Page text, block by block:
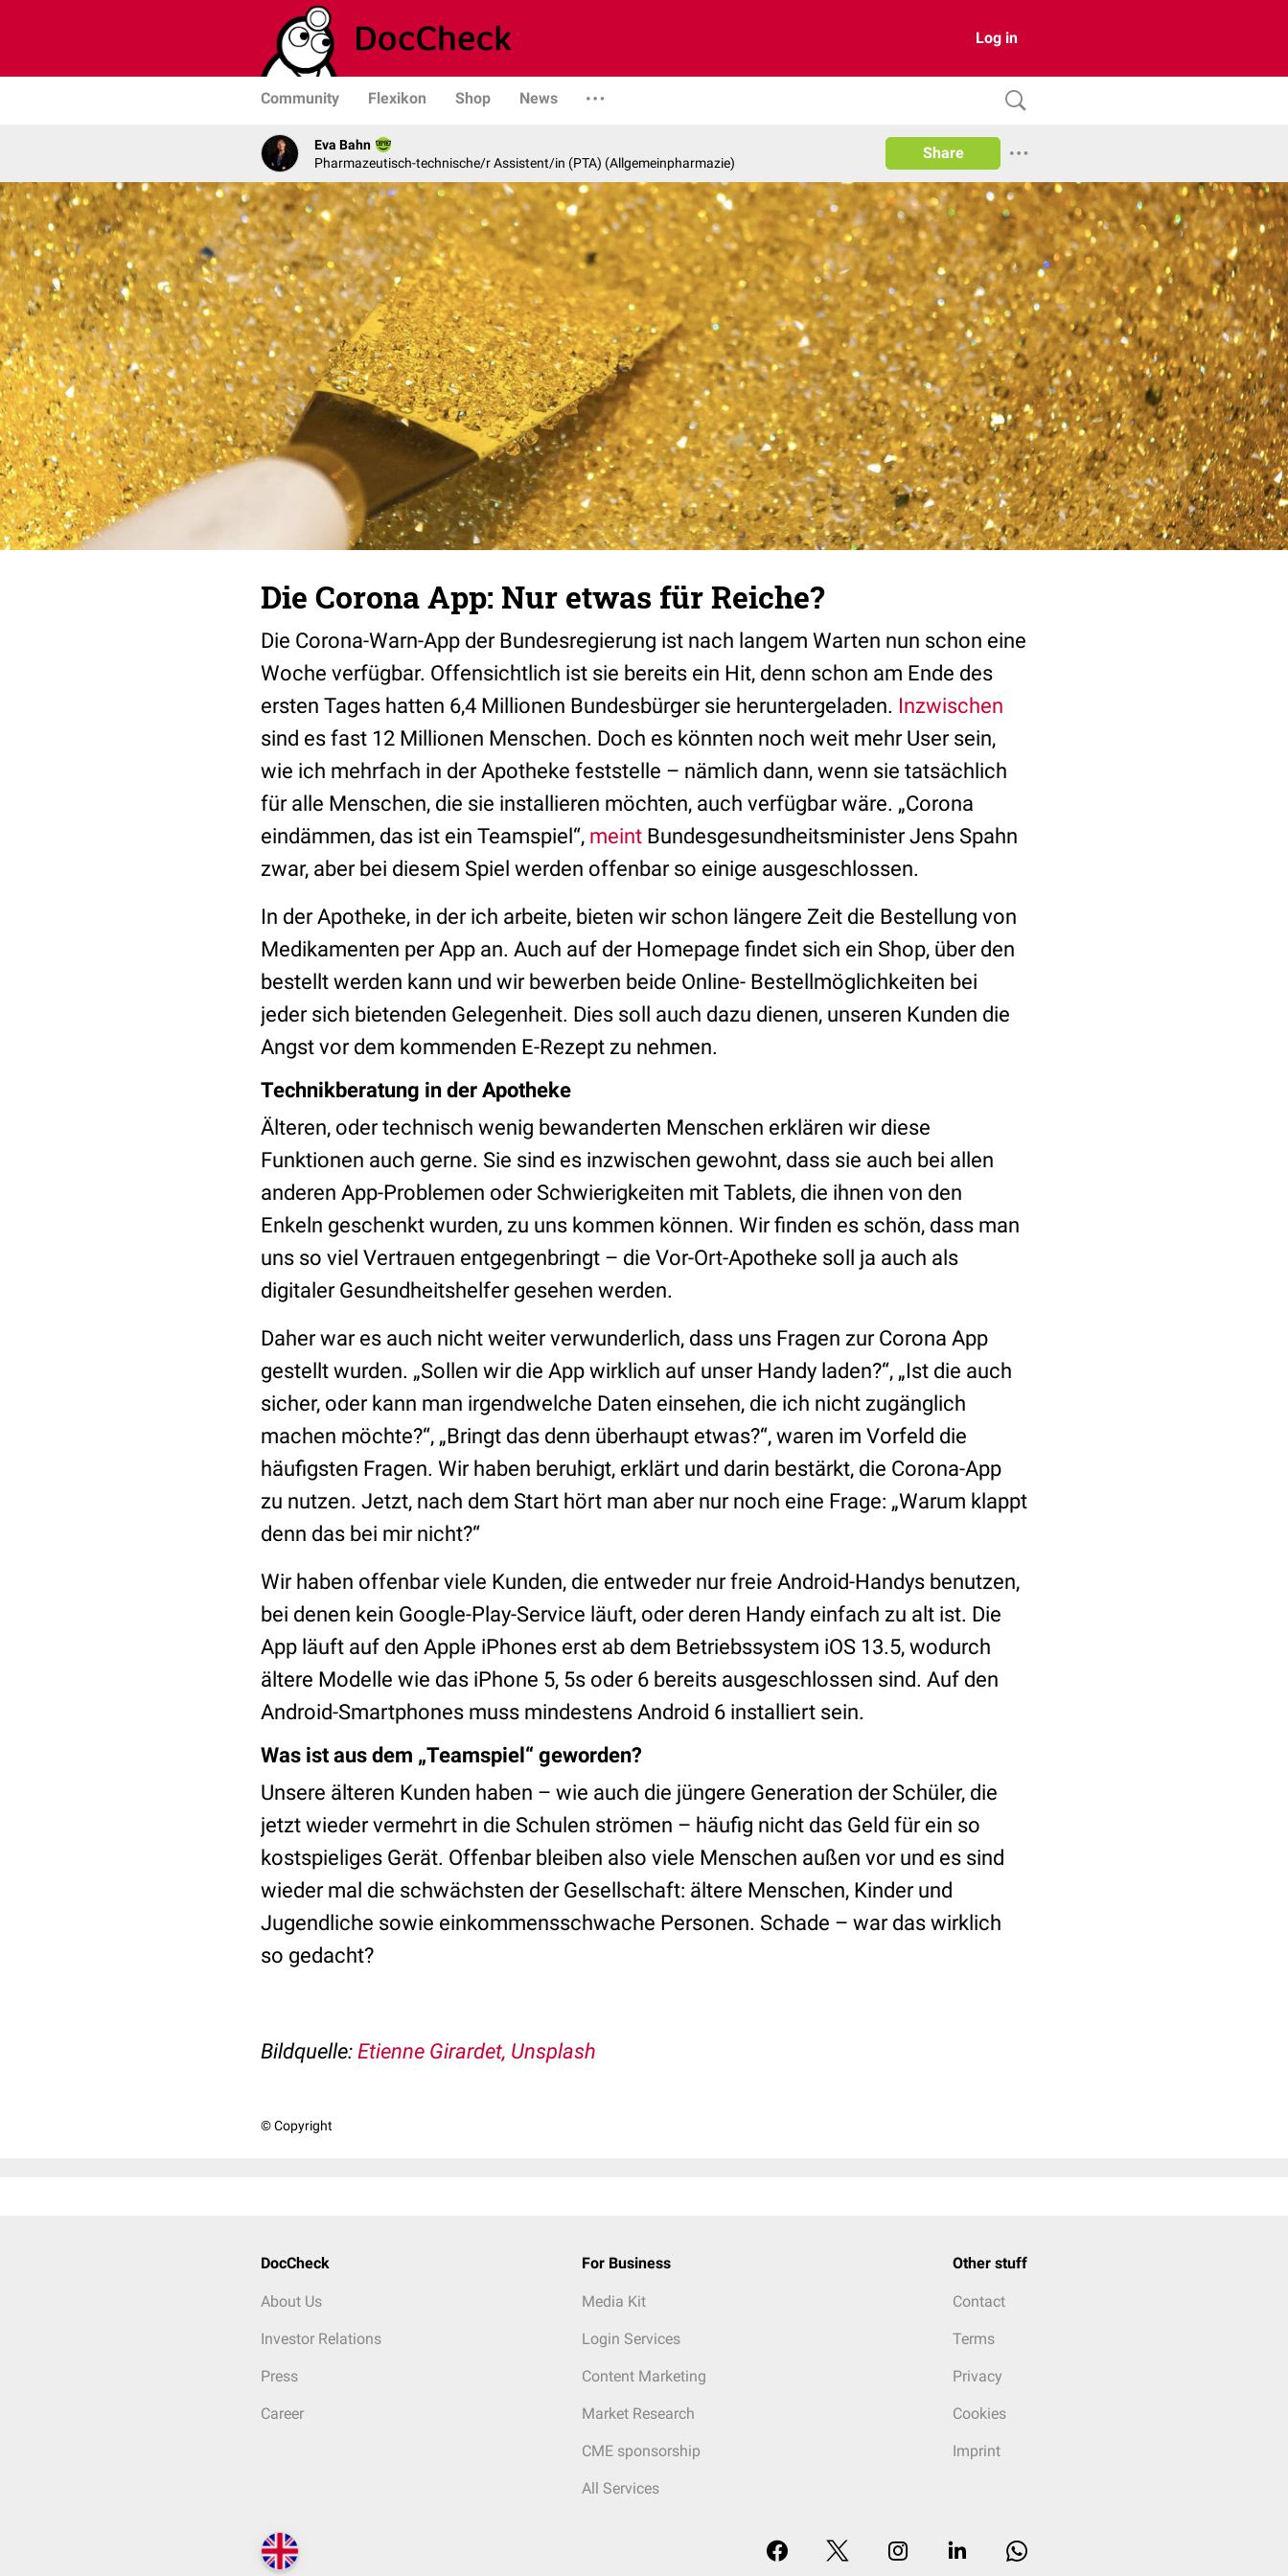
Log in
Community Flexikon Shop News
Eva Bahn
Pharmazeutisch-technische/r Assistent/in (PTA) (Allgemeinpharmazie)
Share
Die Corona App: Nur etwas für Reiche?
Die Corona-Warn-App der Bundesregierung ist nach langem Warten nun schon eine
Woche verfügbar. Offensichtlich ist sie bereits ein Hit, denn schon am Ende des
ersten Tages hatten 6,4 Millionen Bundesbürger sie heruntergeladen. Inzwischen
sind es fast 12 Millionen Menschen. Doch es könnten noch weit mehr User sein,
wie ich mehrfach in der Apotheke feststelle – nämlich dann, wenn sie tatsächlich
für alle Menschen, die sie installieren möchten, auch verfügbar wäre. „Corona
eindämmen, das ist ein Teamspiel“, meint Bundesgesundheitsminister Jens Spahn
zwar, aber bei diesem Spiel werden offenbar so einige ausgeschlossen.
In der Apotheke, in der ich arbeite, bieten wir schon längere Zeit die Bestellung von
Medikamenten per App an. Auch auf der Homepage findet sich ein Shop, über den
bestellt werden kann und wir bewerben beide Online- Bestellmöglichkeiten bei
jeder sich bietenden Gelegenheit. Dies soll auch dazu dienen, unseren Kunden die
Angst vor dem kommenden E-Rezept zu nehmen.
Technikberatung in der Apotheke
Älteren, oder technisch wenig bewanderten Menschen erklären wir diese
Funktionen auch gerne. Sie sind es inzwischen gewohnt, dass sie auch bei allen
anderen App-Problemen oder Schwierigkeiten mit Tablets, die ihnen von den
Enkeln geschenkt wurden, zu uns kommen können. Wir finden es schön, dass man
uns so viel Vertrauen entgegenbringt – die Vor-Ort-Apotheke soll ja auch als
digitaler Gesundheitshelfer gesehen werden.
Daher war es auch nicht weiter verwunderlich, dass uns Fragen zur Corona App
gestellt wurden. „Sollen wir die App wirklich auf unser Handy laden?“, „Ist die auch
sicher, oder kann man irgendwelche Daten einsehen, die ich nicht zugänglich
machen möchte?“, „Bringt das denn überhaupt etwas?“, waren im Vorfeld die
häufigsten Fragen. Wir haben beruhigt, erklärt und darin bestärkt, die Corona-App
zu nutzen. Jetzt, nach dem Start hört man aber nur noch eine Frage: „Warum klappt
denn das bei mir nicht?“
Wir haben offenbar viele Kunden, die entweder nur freie Android-Handys benutzen,
bei denen kein Google-Play-Service läuft, oder deren Handy einfach zu alt ist. Die
App läuft auf den Apple iPhones erst ab dem Betriebssystem iOS 13.5, wodurch
ältere Modelle wie das iPhone 5, 5s oder 6 bereits ausgeschlossen sind. Auf den
Android-Smartphones muss mindestens Android 6 installiert sein.
Was ist aus dem „Teamspiel“ geworden?
Unsere älteren Kunden haben – wie auch die jüngere Generation der Schüler, die
jetzt wieder vermehrt in die Schulen strömen – häufig nicht das Geld für ein so
kostspieliges Gerät. Offenbar bleiben also viele Menschen außen vor und es sind
wieder mal die schwächsten der Gesellschaft: ältere Menschen, Kinder und
Jugendliche sowie einkommensschwache Personen. Schade – war das wirklich
so gedacht?
Bildquelle: Etienne Girardet, Unsplash
© Copyright
DocCheck
About Us
Investor Relations
Press
Career
For Business
Media Kit
Login Services
Content Marketing
Market Research
CME sponsorship
All Services
Other stuff
Contact
Terms
Privacy
Cookies
Imprint